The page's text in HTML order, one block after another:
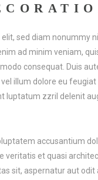
sed diam nonummy
ad minim veniam,
consequat. Duis
illum dolore eu
luptatum zzril delenit
accusantium
veritatis et quasi
sit, aspernatur aut odit